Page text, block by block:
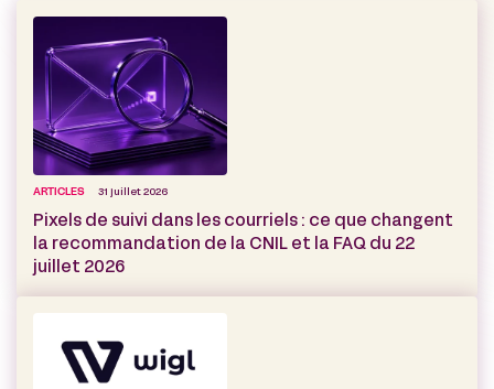
ARTICLES 31 juillet 2026
Pixels de suivi dans les courriels : ce que changent
la recommandation de la CNIL et la FAQ du 22
juillet 2026